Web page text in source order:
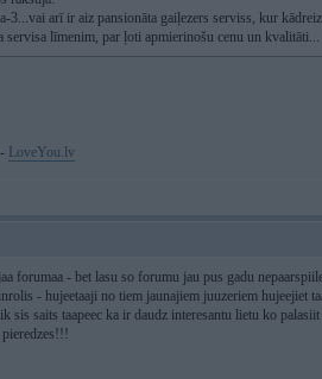
3...vai arī ir aiz pansionāta gaiļezers serviss, kur
servisa līmenim, par ļoti apmierinošu cenu un kvalitāti...
LoveYou.lv
forumaa - bet lasu so forumu jau pus gadu
- hujeetaaji no tiem jaunajiem juuzeriem hujeejiet
sis saits taapeec ka ir daudz interesantu lietu ko